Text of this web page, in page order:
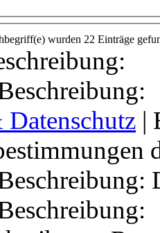
wurden 22 Einträge
|